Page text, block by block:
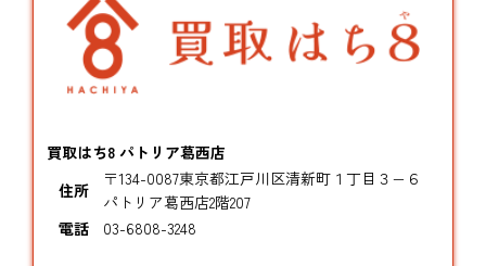
買取はち8 パトリア葛西店
住所
〒134-0087東京都江戸川区清新町１丁目３−６
パトリア葛西店2階207
電話
03-6808-3248